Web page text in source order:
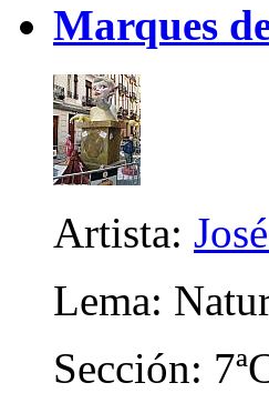
Marques
Artista:
Lema:
Sección: